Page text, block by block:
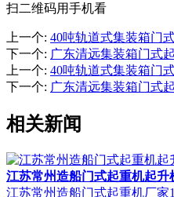
扫二维码用手机看
上一个: 40吨轨道式集装箱门
下一个: 广东清远集装箱门式
上一个: 40吨轨道式集装箱门
下一个: 广东清远集装箱门式
相关新闻
江苏常州造船门式起重机起升
江苏常州造船门式起重机厂家